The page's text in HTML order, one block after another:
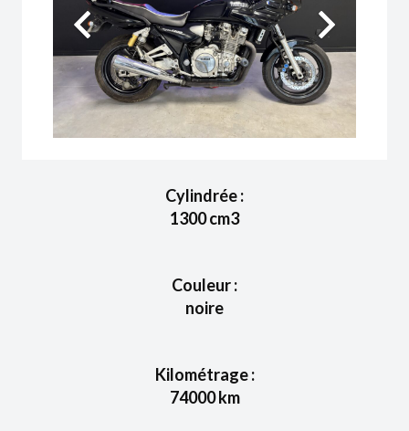
Cylindrée :
1300cm3
Couleur :
noire
Kilométrage :
74000km